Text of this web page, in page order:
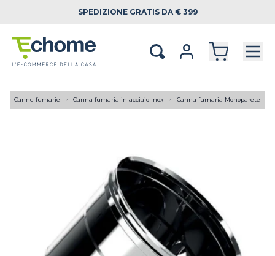
SPEDIZIONE GRATIS DA € 399
Canne fumarie Canna fumaria in acciaio Inox Canna fumaria Monoparete